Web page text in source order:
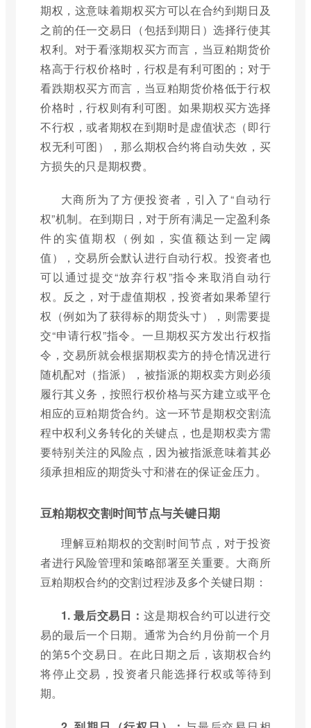
期权，这意味着期权买方可以在合约到期日及
之前的任一交易日（包括到期日）选择行使其
权利。对于看涨期权买方而言，当豆粕期货价
格高于行权价格时，行权是有利可图的；对于
看跌期权买方而言，当豆粕期货价格低于行权
价格时，行权则有利可图。如果期权买方选择
不行权，或者期权在到期时是虚值状态（即行
权无利可图），那么期权合约将自动失效，买
方损失的只是期权费。
大商所为了方便投资者，引入了“自动行
权”机制。在到期日，对于所有满足一定盈利条
件的实值期权（例如，实值额达到一定阈
值），交易所会默认进行自动行权。投资者也
可以通过提交“放弃行权”指令来取消自动行
权。反之，对于虚值期权，投资者如果希望行
权（例如为了获得标的期货头寸），则需要提
交“申请行权”指令。一旦期权买方发出行权指
令，交易所就会根据期权卖方的持仓情况进行
随机配对（指派），被指派的期权卖方则必须
履行其义务，按照行权价格与买方建立或平仓
相应的豆粕期货合约。这一环节是期权交割流
程中权利义务转化的关键点，也是期权卖方需
要特别关注的风险点，因为被指派意味着其必
须承担相应的期货头寸和潜在的保证金压力。
豆粕期权交割时间节点与关键日期
理解豆粕期权的交割时间节点，对于投资
者进行风险管理和策略部署至关重要。大商所
豆粕期权合约的交割过程涉及多个关键日期：
1. 最后交易日： 这是期权合约可以进行交
易的最后一个日期。通常为合约月份前一个月
的第5个交易日。在此日期之后，该期权合约
将停止交易，投资者只能选择行权或等待到
期。